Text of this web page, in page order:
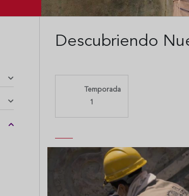
Descubriendo
Temporada
1